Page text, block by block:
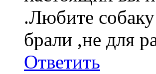
.Любите
брали ,не для
Ответить